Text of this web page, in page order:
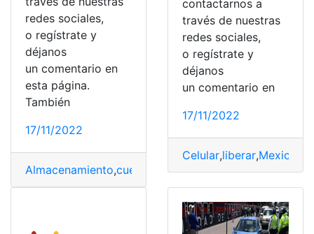
redes sociales,
o regístrate y
déjanos
un comentario en
esta página.
También
17/11/2022
Almacenamiento,cuenta espacios,Google,liberar,Nube
contactarnos a
través de nuestras
redes sociales,
o regístrate y
déjanos
un comentario en
17/11/2022
Celular,liberar,Mexico